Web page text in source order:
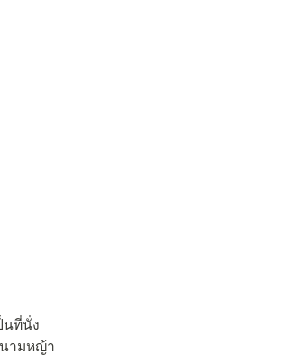
นที่นั่ง
นามหญ้า